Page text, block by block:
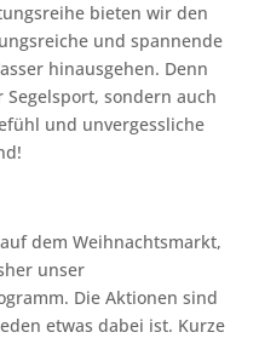
bieten wir den
und spannende
hinausgehen. Denn
sondern auch
und unvergessliche
dem Weihnachtsmarkt,
unser
Die Aktionen sind
etwas dabei ist. Kurze